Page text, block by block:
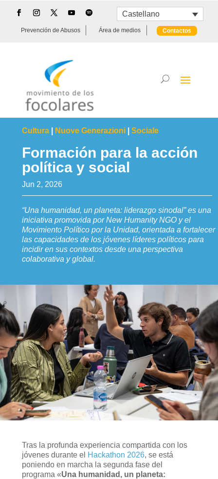
Castellano
Prevención de Abusos Área de medios Contactos
Cultura| Nuove Generazioni| Sociale
Formación para la acción
política y social
Jun 2, 2026
“Una humanidad, un planeta: liderazgo sinodal” es una
iniciativa promovida por New Humanity NGO y el
Movimiento Político por la Unidad, orientada a fortalecer
las capacidades de los jóvenes líderes políticos para
incidir en sus contextos desde una perspectiva
colaborativa y global.
Tras la profunda experiencia compartida con los
jóvenes durante el Hackathon 2026, se está
poniendo en marcha la segunda fase del
programa «Una humanidad, un planeta: